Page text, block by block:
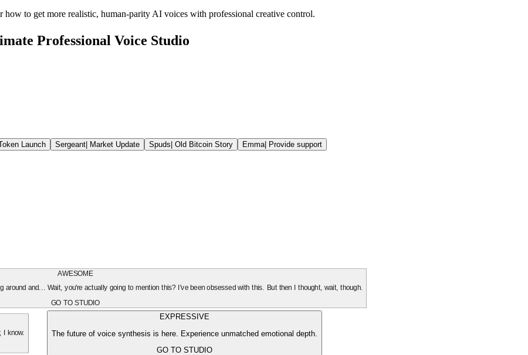
to get more realistic, human-parity AI voices with professional creative control.
Professional Voice Studio
Launch Sergeant| Market Update Spuds| Old Bitcoin Story Emma| Provide support
AWESOME
and... Wait, you're actually going to mention this? I've been obsessed with this. But then I thought, wait, though.
GO TO STUDIO
I know.
EXPRESSIVE
The future of voice synthesis is here. Experience unmatched emotional depth.
GO TO STUDIO